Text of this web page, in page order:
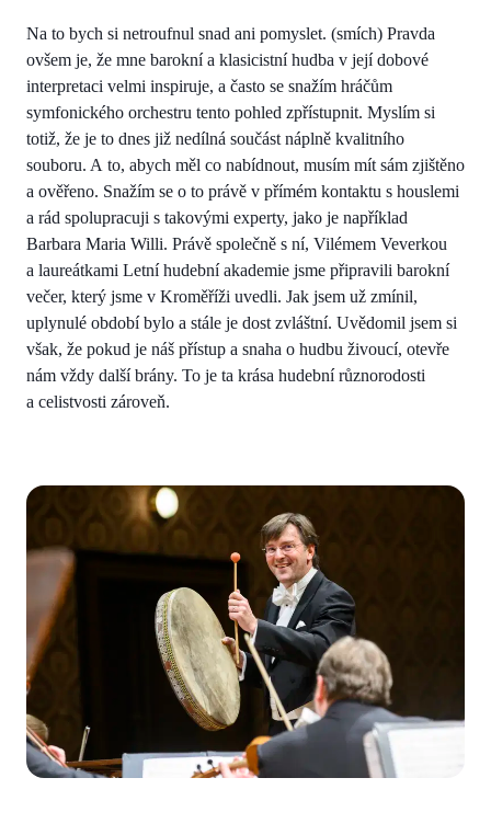
Na to bych si netroufnul snad ani pomyslet. (smích) Pravda
ovšem je, že mne barokní a klasicistní hudba v její dobové
interpretaci velmi inspiruje, a často se snažím hráčům
symfonického orchestru tento pohled zpřístupnit. Myslím si
totiž, že je to dnes již nedílná součást náplně kvalitního
souboru. A to, abych měl co nabídnout, musím mít sám zjištěno
a ověřeno. Snažím se o to právě v přímém kontaktu s houslemi
a rád spolupracuji s takovými experty, jako je například
Barbara Maria Willi. Právě společně s ní, Vilémem Veverkou
a laureátkami Letní hudební akademie jsme připravili barokní
večer, který jsme v Kroměříži uvedli. Jak jsem už zmínil,
uplynulé období bylo a stále je dost zvláštní. Uvědomil jsem si
však, že pokud je náš přístup a snaha o hudbu živoucí, otevře
nám vždy další brány. To je ta krása hudební různorodosti
a celistvosti zároveň.